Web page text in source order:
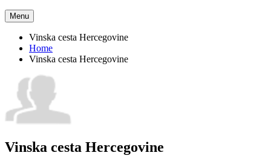
Menu
Vinska cesta Hercegovine
Home
Vinska cesta Hercegovine
Vinska cesta Hercegovine